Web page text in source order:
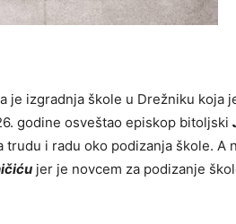
je izgradnja škole u Drežniku koja
godine osveštao episkop bitoljski
trudu i radu oko podizanja škole. A
jer je novcem za podizanje